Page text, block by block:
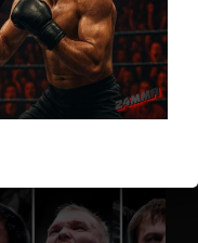
а когда
длиною в жизнь.